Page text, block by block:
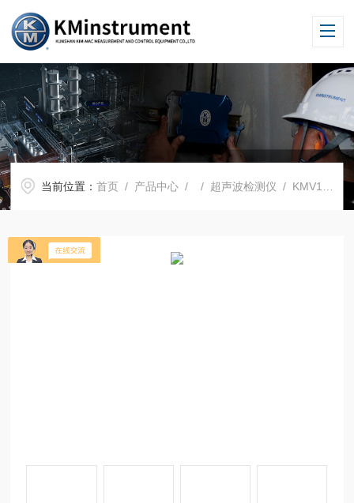
当前位置：首页 / 产品中心 / / 超声波检测仪 / KMV1声学成像仪精准定位